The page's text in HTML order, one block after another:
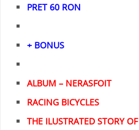
PRET 60 RON
+ BONUS
ALBUM – NERASFOIT
RACING BICYCLES
THE ILUSTRATED STORY